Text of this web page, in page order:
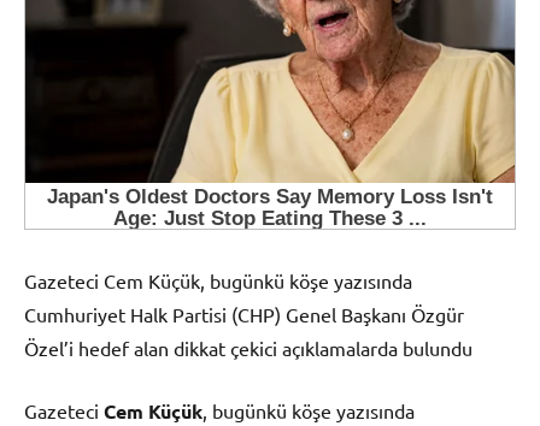
Gazeteci Cem Küçük, bugünkü köşe yazısında
Cumhuriyet Halk Partisi (CHP) Genel Başkanı Özgür
Özel’i hedef alan dikkat çekici açıklamalarda bulundu
Gazeteci Cem Küçük, bugünkü köşe yazısında